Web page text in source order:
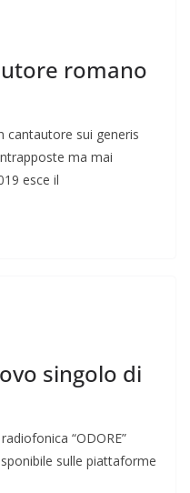
romano
cantautore sui generis
ma mai
esce il
singolo di
“ODORE”
sulle piattaforme